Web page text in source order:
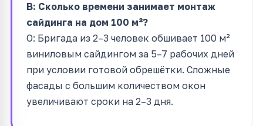
В: Сколько времени занимает монтаж
сайдинга на дом 100 м²?
О: Бригада из 2–3 человек обшивает 100 м²
виниловым сайдингом за 5–7 рабочих дней
при условии готовой обрешётки. Сложные
фасады с большим количеством окон
увеличивают сроки на 2–3 дня.